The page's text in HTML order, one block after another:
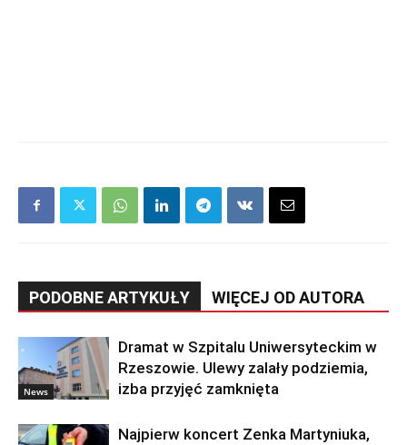
PODOBNE ARTYKUŁY WIĘCEJ OD AUTORA
News
Dramat w Szpitalu Uniwersyteckim w
Rzeszowie. Ulewy zalały podziemia,
izba przyjęć zamknięta
Najpierw koncert Zenka Martyniuka,